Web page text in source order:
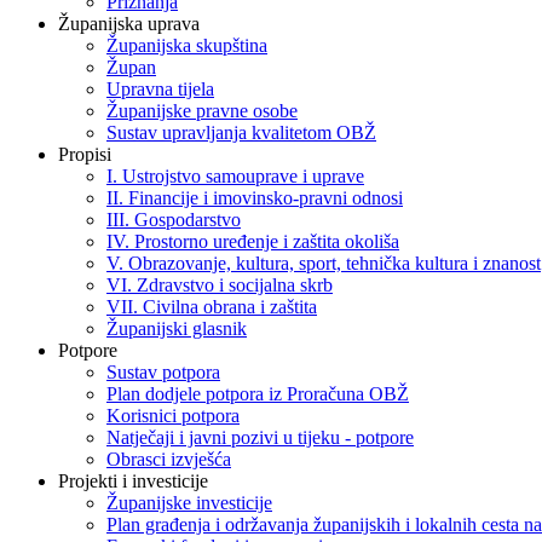
Županijska uprava
Županijska skupština
Župan
Upravna tijela
Županijske pravne osobe
Sustav upravljanja kvalitetom OBŽ
Propisi
I. Ustrojstvo samouprave i uprave
II. Financije i imovinsko-pravni odnosi
III. Gospodarstvo
IV. Prostorno uređenje i zaštita okoliša
V. Obrazovanje, kultura, sport, tehnička kultura i znanost
VI. Zdravstvo i socijalna skrb
VII. Civilna obrana i zaštita
Županijski glasnik
Potpore
Sustav potpora
Plan dodjele potpora iz Proračuna OBŽ
Korisnici potpora
Natječaji i javni pozivi u tijeku - potpore
Obrasci izvješća
Projekti i investicije
Županijske investicije
Plan građenja i održavanja županijskih i lokalnih cesta